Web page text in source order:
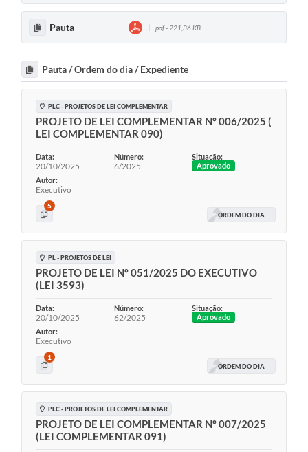
FAQ / Perguntas e Respostas Frequentes
Pauta pdf - 221,36 KB
Pauta / Ordem do dia / Expediente
PLC - PROJETOS DE LEI COMPLEMENTAR
PROJETO DE LEI COMPLEMENTAR Nº 006/2025 (
LEI COMPLEMENTAR 090)
Data:
20/10/2025
Número:
6/2025
Situação:
Aprovado
Autor:
Executivo
5
ORDEM DO DIA
PL - PROJETOS DE LEI
PROJETO DE LEI Nº 051/2025 DO EXECUTIVO
(LEI 3593)
Data:
20/10/2025
Número:
62/2025
Situação:
Aprovado
Autor:
Executivo
1
ORDEM DO DIA
PLC - PROJETOS DE LEI COMPLEMENTAR
PROJETO DE LEI COMPLEMENTAR Nº 007/2025
(LEI COMPLEMENTAR 091)